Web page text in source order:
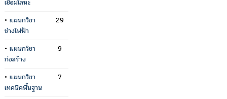
เชื่อมโลหะ
• แผนกวิชา
ช่างไฟฟ้า
29
• แผนกวิชา
ก่อสร้าง
9
• แผนกวิชา
เทคนิคพื้นฐาน
7